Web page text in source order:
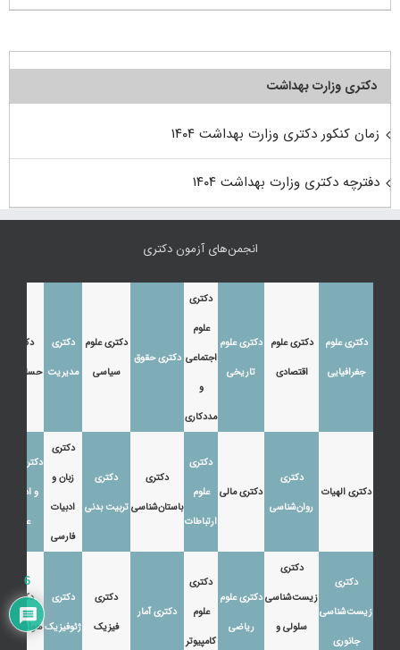
دکتری وزارت بهداشت
زمان کنکور دکتری وزارت بهداشت ۱۴۰۴
دفترچه دکتری وزارت بهداشت ۱۴۰۴
انجمن‌های آزمون دکتری
دکتری علوم
جغرافیایی
دکتری علوم
اقتصادی
دکتری علوم
تاریخی
دکتری
علوم
اجتماعی
و
مددکاری
دکتری حقوق
دکتری علوم
سیاسی
دکتری
مدیریت
دکتری
حسابداری
دکتری الهیات
دکتری
روان‌شناسی
دکتری مالی
دکتری
علوم
ارتباطات
دکتری
باستان‌شناسی
دکتری
تربیت بدنی
دکتری
زبان و
ادبیات
فارسی
دکتری زبان
و ادبیات
عرب
دکتری
زیست‌شناسی
جانوری
دکتری
زیست‌شناسی
سلولی و
دکتری علوم
ریاضی
دکتری
علوم
کامپیوتر
دکتری آمار
دکتری
فیزیک
دکتری
ژئوفیزیک
دکتری
هواشناسی
6